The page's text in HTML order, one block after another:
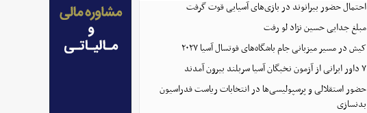
احتمال حضور بیرانوند در بازی‌های آسیایی قوت گرفت
مبلغ جدایی حسین نژاد لو رفت
کیش در مسیر میزبانی جام باشگاه‌های فوتسال آسیا ۲۰۲۷
۷ داور ایرانی از آزمون نخبگان آسیا سربلند بیرون آمدند
حضور استقلالی و پرسپولیسی‌ها در انتخابات ریاست فدراسیون
بدنسازی